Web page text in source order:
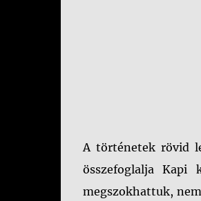
A történetek rövid
összefoglalja
megszokhattuk,